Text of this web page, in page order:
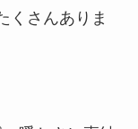
くさんありま